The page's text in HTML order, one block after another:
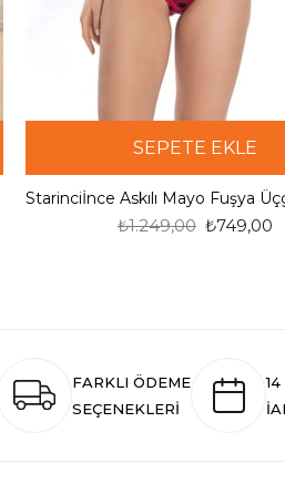
SEPETE EKLE
₺749,00
₺1.249,00
FARKLI ÖDEME
SEÇENEKLERİ